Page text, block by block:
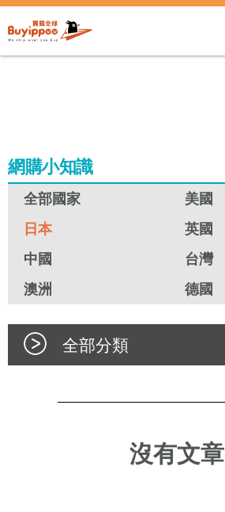
網購小知識
全部國家
美國
日本
英國
中國
台灣
澳洲
德國
全部分類
沒有文章